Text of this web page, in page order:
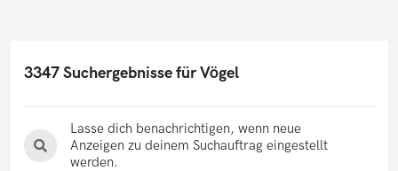
3347 Suchergebnisse für Vögel
Lasse dich benachrichtigen, wenn neue
Anzeigen zu deinem Suchauftrag eingestellt
werden.